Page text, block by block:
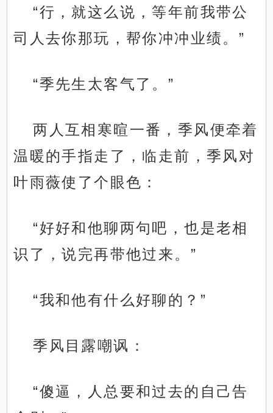
“行，就这么说，等年前我带公
司人去你那玩，帮你冲冲业绩。”
“季先生太客气了。”
两人互相寒暄一番，季风便牵着
温暖的手指走了，临走前，季风对
叶雨薇使了个眼色：
“好好和他聊两句吧，也是老相
识了，说完再带他过来。”
“我和他有什么好聊的？”
季风目露嘲讽：
“傻逼，人总要和过去的自己告